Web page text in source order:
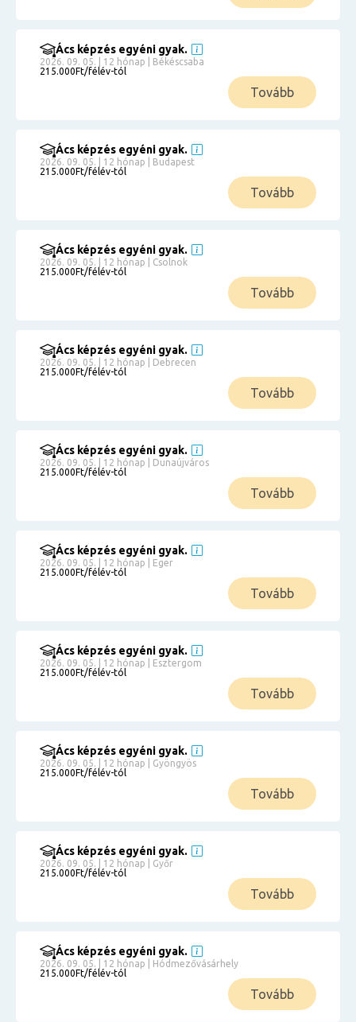
Ács képzés egyéni gyak.
2026. 09. 05. | 12 hónap | Békéscsaba
215.000Ft/félév-tól
Tovább
Ács képzés egyéni gyak.
2026. 09. 05. | 12 hónap | Budapest
215.000Ft/félév-tól
Tovább
Ács képzés egyéni gyak.
2026. 09. 05. | 12 hónap | Csolnok
215.000Ft/félév-tól
Tovább
Ács képzés egyéni gyak.
2026. 09. 05. | 12 hónap | Debrecen
215.000Ft/félév-tól
Tovább
Ács képzés egyéni gyak.
2026. 09. 05. | 12 hónap | Dunaújváros
215.000Ft/félév-tól
Tovább
Ács képzés egyéni gyak.
2026. 09. 05. | 12 hónap | Eger
215.000Ft/félév-tól
Tovább
Ács képzés egyéni gyak.
2026. 09. 05. | 12 hónap | Esztergom
215.000Ft/félév-tól
Tovább
Ács képzés egyéni gyak.
2026. 09. 05. | 12 hónap | Gyöngyös
215.000Ft/félév-tól
Tovább
Ács képzés egyéni gyak.
2026. 09. 05. | 12 hónap | Győr
215.000Ft/félév-tól
Tovább
Ács képzés egyéni gyak.
2026. 09. 05. | 12 hónap | Hódmezővásárhely
215.000Ft/félév-tól
Tovább